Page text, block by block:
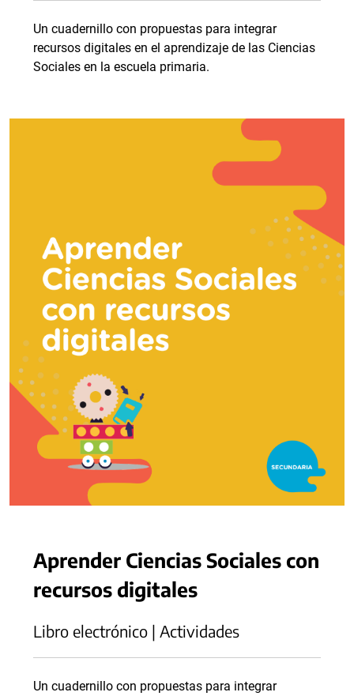
Un cuadernillo con propuestas para integrar
recursos digitales en el aprendizaje de las Ciencias
Sociales en la escuela primaria.
Aprender Ciencias Sociales con
recursos digitales
Libro electrónico | Actividades
Un cuadernillo con propuestas para integrar